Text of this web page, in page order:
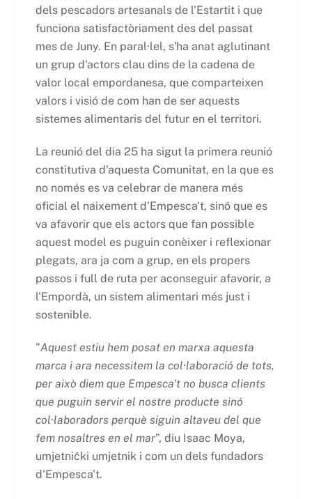
dels pescadors artesanals de l'Estartit i que
funciona satisfactòriament des del passat
mes de Juny. En paral·lel, s'ha anat aglutinant
un grup d'actors clau dins de la cadena de
valor local empordanesa, que comparteixen
valors i visió de com han de ser aquests
sistemes alimentaris del futur en el territori.
La reunió del dia 25 ha sigut la primera reunió
constitutiva d'aquesta Comunitat, en la que es
no només es va celebrar de manera més
oficial el naixement d'Empesca't, sinó que es
va afavorir que els actors que fan possible
aquest model es puguin conèixer i reflexionar
plegats, ara ja com a grup, en els propers
passos i full de ruta per aconseguir afavorir, a
l'Empordà, un sistem alimentari més just i
sostenible.
"Aquest estiu hem posat en marxa aquesta
marca i ara necessitem la col·laboració de tots,
per això diem que Empesca't no busca clients
que puguin servir el nostre producte sinó
col·laboradors perquè siguin altaveu del que
fem nosaltres en el mar”, diu Isaac Moya,
umjetnički umjetnik i com un dels fundadors
d'Empesca't.